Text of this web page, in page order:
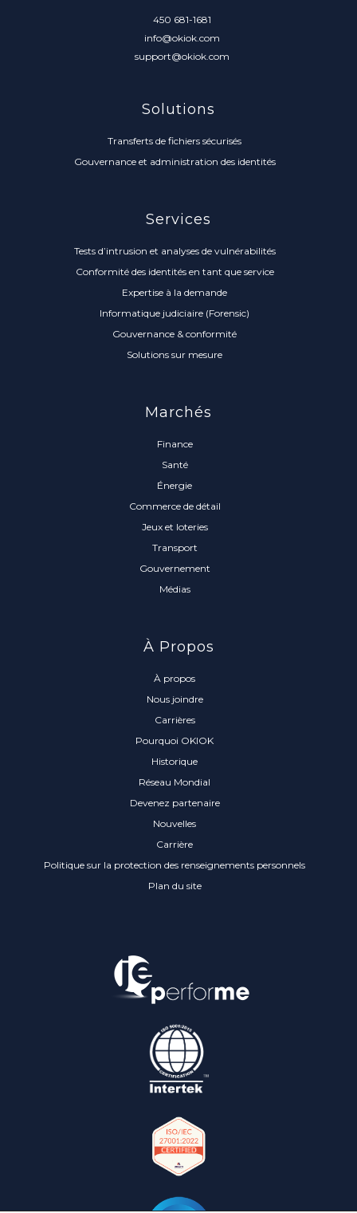
450 681-1681
info@okiok.com
support@okiok.com
Solutions
Transferts de fichiers sécurisés
Gouvernance et administration des identités
Services
Tests d’intrusion et analyses de vulnérabilités
Conformité des identités en tant que service
Expertise à la demande
Informatique judiciaire (Forensic)
Gouvernance & conformité
Solutions sur mesure
Marchés
Finance
Santé
Énergie
Commerce de détail
Jeux et loteries
Transport
Gouvernement
Médias
À Propos
À propos
Nous joindre
Carrières
Pourquoi OKIOK
Historique
Réseau Mondial
Devenez partenaire
Nouvelles
Carrière
Politique sur la protection des renseignements personnels
Plan du site